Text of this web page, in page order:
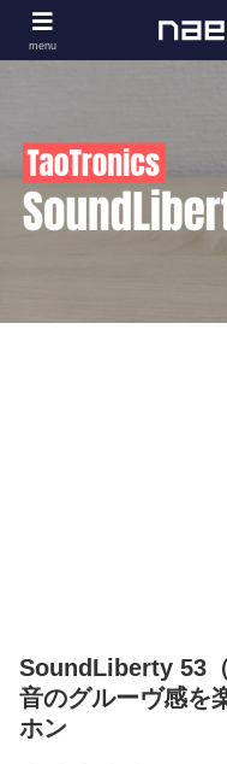
SoundLiberty 53
音のグルーヴ感を
ホン
menu